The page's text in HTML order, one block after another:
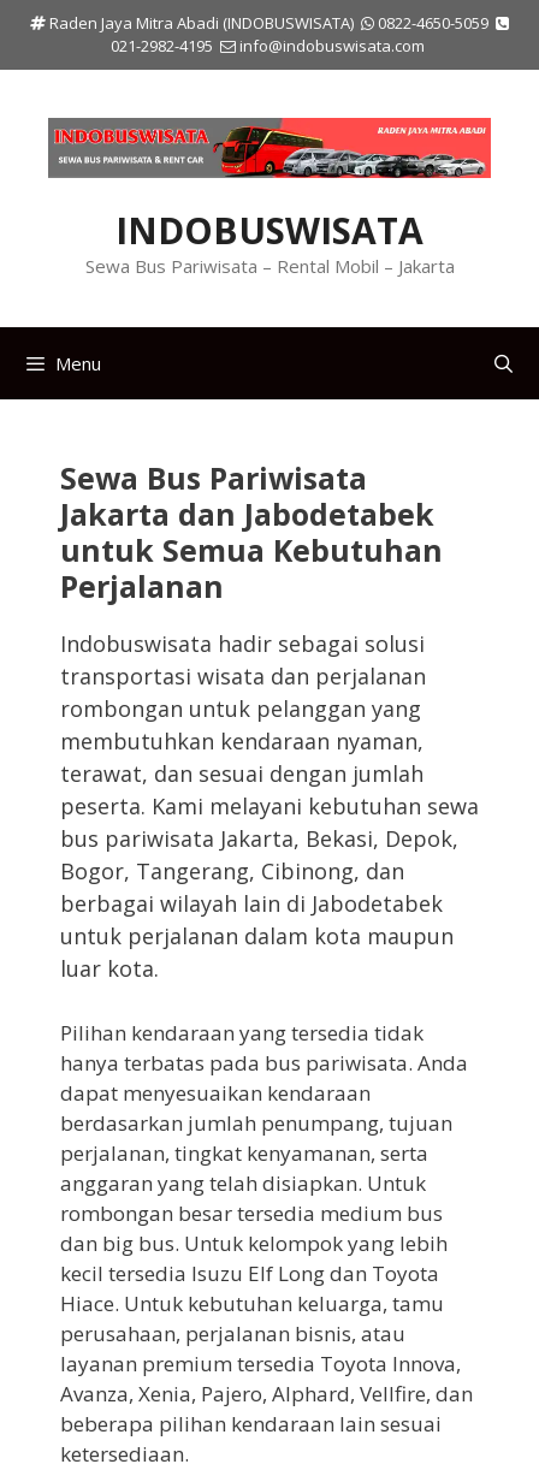
Langsung
isi
Raden Jaya Mitra Abadi (INDOBUSWISATA)
0822-4650-5059
021-2982-4195
info@indobuswisata.com
INDOBUSWISATA
Sewa Bus Pariwisata – Rental Mobil – Jakarta
Menu
Sewa Bus Pariwisata
Jakarta dan Jabodetabek
untuk Semua Kebutuhan
Perjalanan
Indobuswisata hadir sebagai solusi
transportasi wisata dan perjalanan
rombongan untuk pelanggan yang
membutuhkan kendaraan nyaman,
terawat, dan sesuai dengan jumlah
peserta. Kami melayani kebutuhan sewa
bus pariwisata Jakarta, Bekasi, Depok,
Bogor, Tangerang, Cibinong, dan
berbagai wilayah lain di Jabodetabek
untuk perjalanan dalam kota maupun
luar kota.
Pilihan kendaraan yang tersedia tidak
hanya terbatas pada bus pariwisata. Anda
dapat menyesuaikan kendaraan
berdasarkan jumlah penumpang, tujuan
perjalanan, tingkat kenyamanan, serta
anggaran yang telah disiapkan. Untuk
rombongan besar tersedia medium bus
dan big bus. Untuk kelompok yang lebih
kecil tersedia Isuzu Elf Long dan Toyota
Hiace. Untuk kebutuhan keluarga, tamu
perusahaan, perjalanan bisnis, atau
layanan premium tersedia Toyota Innova,
Avanza, Xenia, Pajero, Alphard, Vellfire, dan
beberapa pilihan kendaraan lain sesuai
ketersediaan.